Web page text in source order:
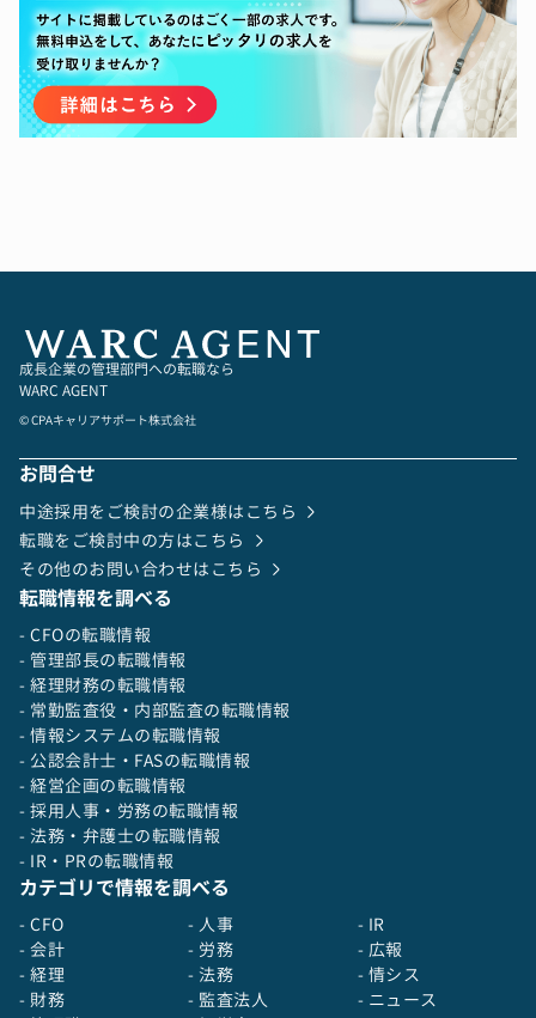
成長企業の管理部門への転職なら
WARC AGENT
© CPAキャリアサポート株式会社
お問合せ
中途採用をご検討の企業様はこちら
転職をご検討中の方はこちら
その他のお問い合わせはこちら
転職情報を調べる
- CFOの転職情報
- 管理部長の転職情報
- 経理財務の転職情報
- 常勤監査役・内部監査の転職情報
- 情報システムの転職情報
- 公認会計士・FASの転職情報
- 経営企画の転職情報
- 採用人事・労務の転職情報
- 法務・弁護士の転職情報
- IR・PRの転職情報
カテゴリで情報を調べる
- CFO
- 会計
- 経理
- 財務
- 人事
- 労務
- 法務
- 監査法人
- IR
- 広報
- 情シス
- ニュース